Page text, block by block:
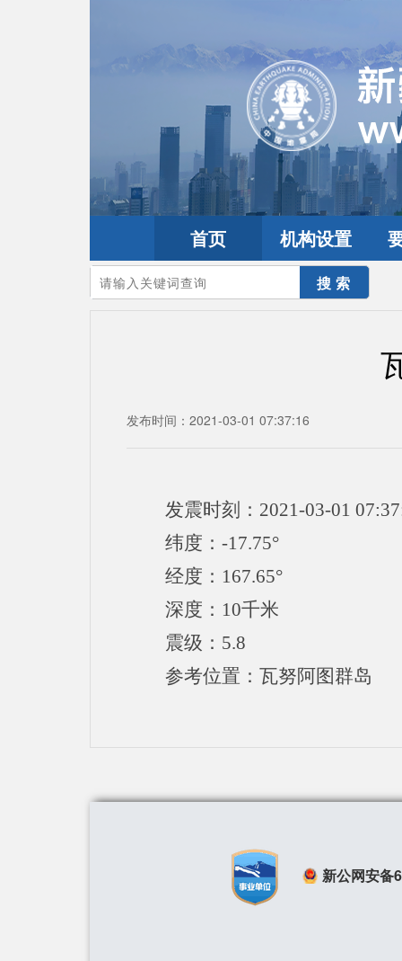
首页 机构设置
您的当前位置：首页>地震频道 全球震讯
发布时间：2021-03-01 07:37:16
发震时刻：2021-03-01
纬度：-17.75°
经度：167.65°
深度：10千米
震级：5.8
参考位置：瓦努阿图群岛
新公网安备